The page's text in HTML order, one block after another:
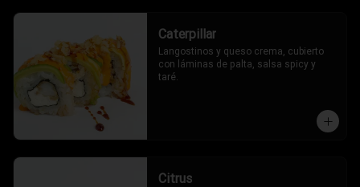
Caterpillar
Langostinos y queso crema, cubierto
con láminas de palta, salsa spicy y
taré.
Citrus